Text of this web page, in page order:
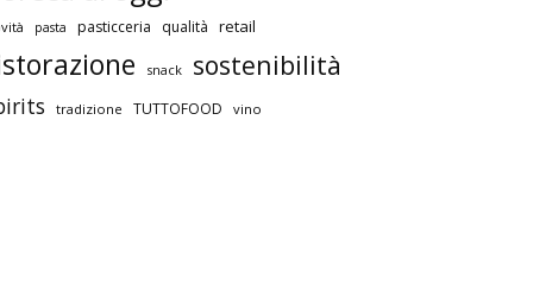
pasta pasticceria qualità retail
snack sostenibilità
tradizione TUTTOFOOD vino